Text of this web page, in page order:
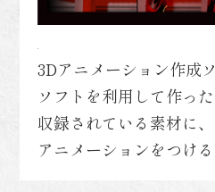
3Dアニメーション作成
ソフトを利用して作っ
収録されている素材に
アニメーションをつけ